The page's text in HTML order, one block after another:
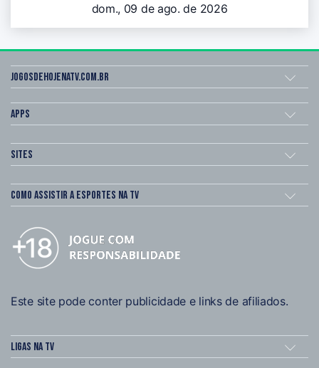
dom., 09 de ago. de 2026
Jogosdehojenatv.com.br
Apps
Sites
Como assistir a esportes na TV
Este site pode conter publicidade e links de afiliados.
Ligas na TV